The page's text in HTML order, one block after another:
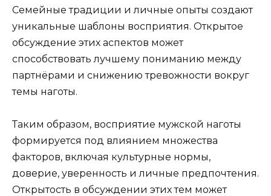
Семейные традиции и личные опыты создают
уникальные шаблоны восприятия. Открытое
обсуждение этих аспектов может
способствовать лучшему пониманию между
партнёрами и снижению тревожности вокруг
темы наготы.
Таким образом, восприятие мужской наготы
формируется под влиянием множества
факторов, включая культурные нормы,
доверие, уверенность и личные предпочтения.
Открытость в обсуждении этих тем может